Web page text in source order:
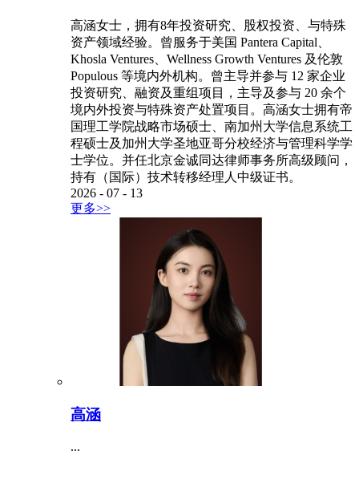
高涵女士，拥有8年投资研究、股权投资、与特殊
资产领域经验。曾服务于美国 Pantera Capital、
Khosla Ventures、Wellness Growth Ventures 及伦敦
Populous 等境内外机构。曾主导并参与 12 家企业
投资研究、融资及重组项目，主导及参与 20 余个
境内外投资与特殊资产处置项目。高涵女士拥有帝
国理工学院战略市场硕士、南加州大学信息系统工
程硕士及加州大学圣地亚哥分校经济与管理科学学
士学位。并任北京金诚同达律师事务所高级顾问，
持有（国际）技术转移经理人中级证书。
2026 - 07 - 13
更多>>
高涵
...